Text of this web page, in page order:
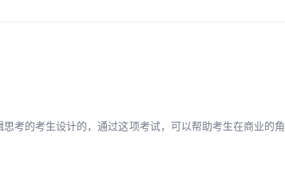
考的考生设计的，通过这项考试，可以帮助考生在商业的角